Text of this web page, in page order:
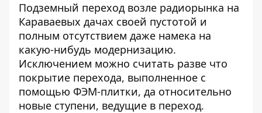
Подземный переход возле радиорынка на
Караваевых дачах своей пустотой и
полным отсутствием даже намека на
какую-нибудь модернизацию.
Исключением можно считать разве что
покрытие перехода, выполненное с
помощью ФЭМ-плитки, да относительно
новые ступени, ведущие в переход.